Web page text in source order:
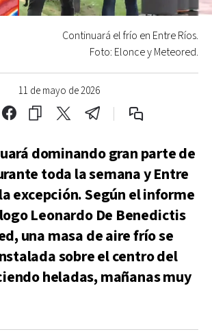
11 de mayo de 2026
Continuará el frío en Entre Ríos.
Foto: Elonce y Meteored.
dominando gran parte de
toda la semana y Entre
excepción. Según el informe
Leonardo De Benedictis
una masa de aire frío se
sobre el centro del
heladas, mañanas muy